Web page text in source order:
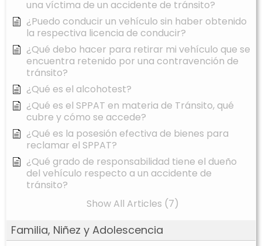
una víctima de un accidente de tránsito?
¿Puedo conducir un vehículo sin haber obtenido
la respectiva licencia de conducir?
¿Qué debo hacer para retirar mi vehículo que se
encuentra retenido por una contravención de
tránsito?
¿Qué es el alcohotest?
¿Qué es el SPPAT en materia de Tránsito, qué
cubre y cómo se accede?
¿Qué es la posesión efectiva de bienes para
reclamar el SPPAT?
¿Qué grado de responsabilidad tiene el dueño
del vehículo respecto a un accidente de
tránsito?
Show All Articles (7)
Familia, Niñez y Adolescencia